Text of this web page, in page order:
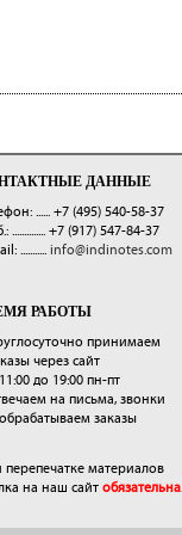
ДАННЫЕ
...... +7 (495) 540-58-37
.............. +7 (917) 547-84-37
........... info@indinotes.com
РАБОТЫ
принимаем
через сайт
до 19:00 пн-пт
на письма, звонки
заказы
перепечатке материалов
на наш сайт обязательна.